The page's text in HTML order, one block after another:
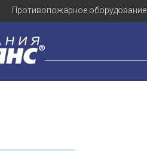
Противопожарное оборудование